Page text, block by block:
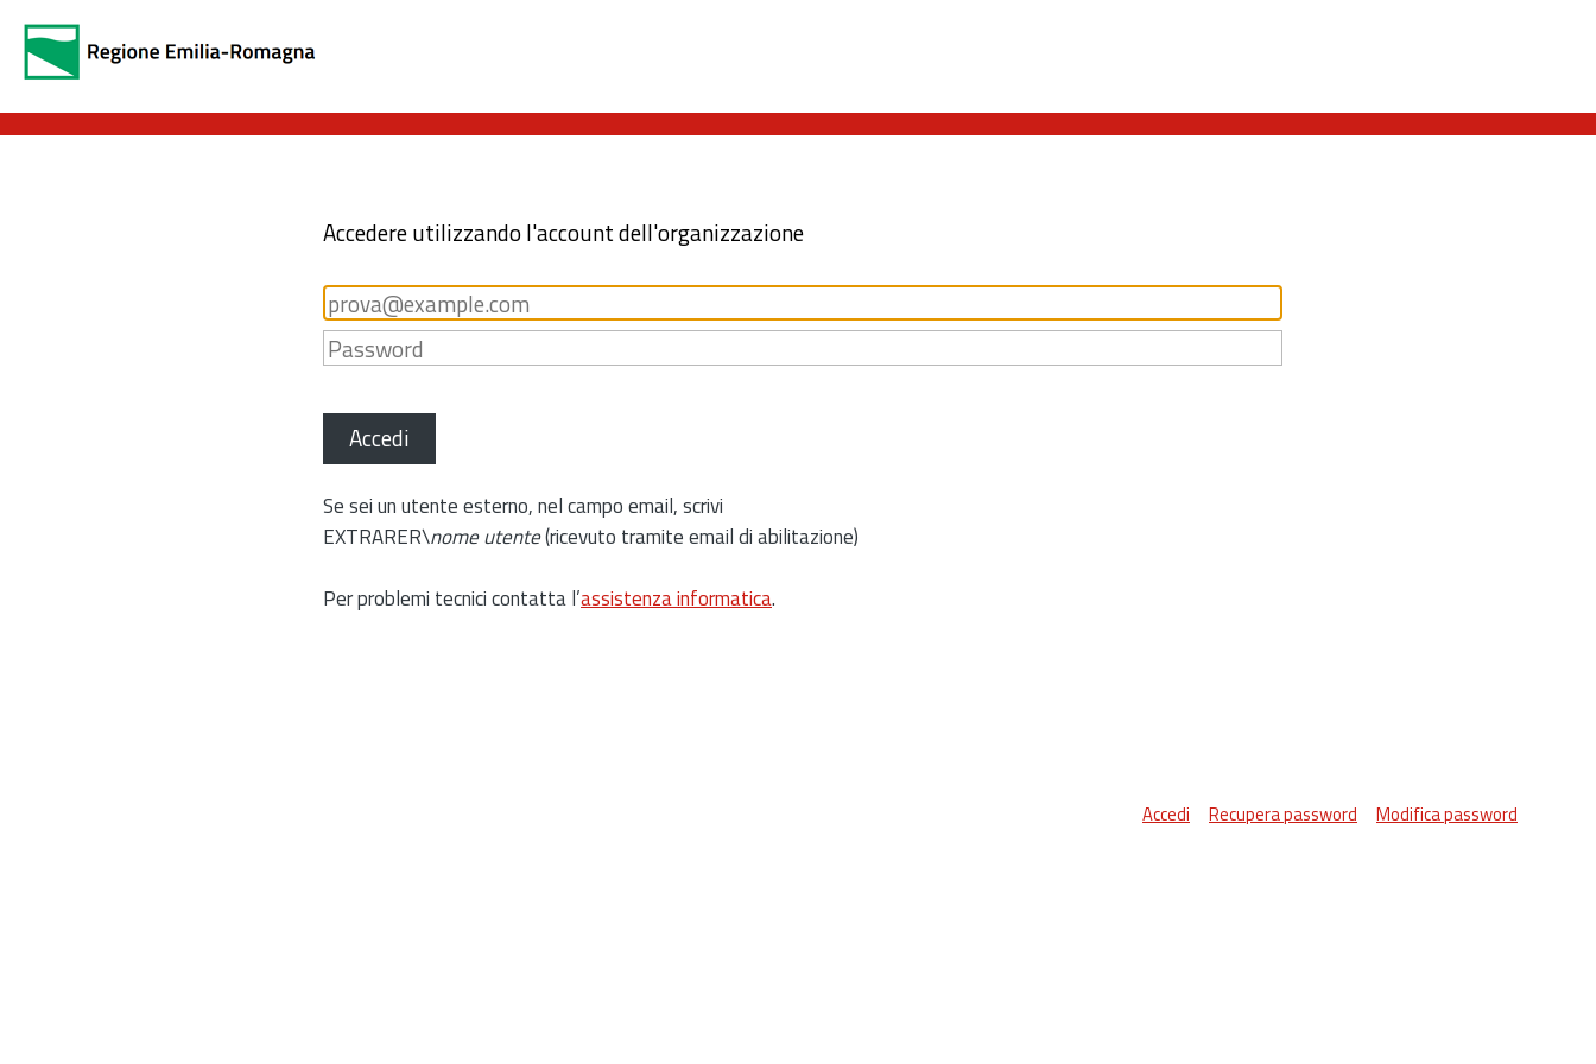
Accedere utilizzando l'account dell'organizzazione
Accedi
Se sei un utente esterno, nel campo email, scrivi
EXTRARER\nome utente(ricevuto tramite email di abilitazione)
Per problemi tecnici contatta l’assistenza informatica.
Accedi Recupera password Modifica password